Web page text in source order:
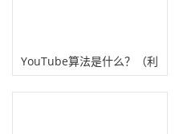
YouTube算法是什么？（利
用YouTube视频推荐算法方